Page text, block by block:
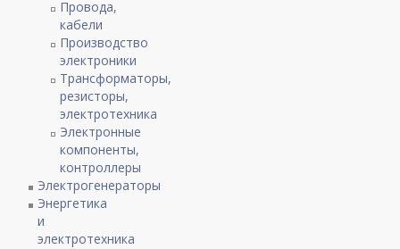
Провода,
кабели
Производство
электроники
Трансформаторы,
резисторы,
электротехника
Электронные
компоненты,
контроллеры
Электрогенераторы
Энергетика
и
электротехника